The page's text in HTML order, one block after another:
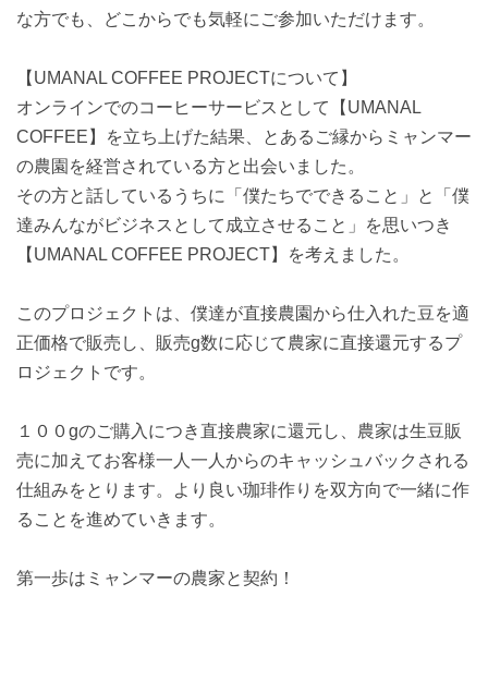
な方でも、どこからでも気軽にご参加いただけます。
【UMANAL COFFEE PROJECTについて】
オンラインでのコーヒーサービスとして【UMANAL
COFFEE】を立ち上げた結果、とあるご縁からミャンマー
の農園を経営されている方と出会いました。
その方と話しているうちに「僕たちでできること」と「僕
達みんながビジネスとして成立させること」を思いつき
【UMANAL COFFEE PROJECT】を考えました。
このプロジェクトは、僕達が直接農園から仕入れた豆を適
正価格で販売し、販売g数に応じて農家に直接還元するプ
ロジェクトです。
１００gのご購入につき直接農家に還元し、農家は生豆販
売に加えてお客様一人一人からのキャッシュバックされる
仕組みをとります。より良い珈琲作りを双方向で一緒に作
ることを進めていきます。
第一歩はミャンマーの農家と契約！